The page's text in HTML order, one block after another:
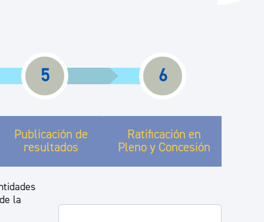
5
Publicación de
resultados
6
Ratificación en
Pleno y Concesión
la